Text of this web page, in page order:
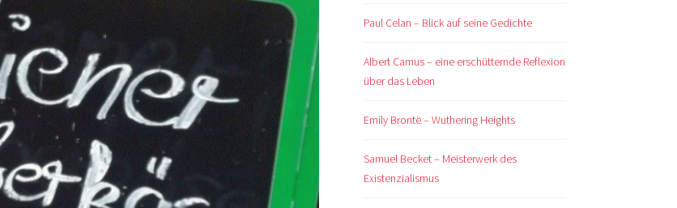
Paul Celan – Blick auf seine Gedichte
Albert Camus – eine erschütternde Reflexion
über das Leben
Emily Brontë – Wuthering Heights
Samuel Becket – Meisterwerk des
Existenzialismus